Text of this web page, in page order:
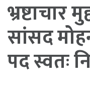
भ्रष्टाचार
सांसद
पद स्वतः